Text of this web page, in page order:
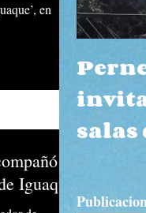
en
Iguaque
salas